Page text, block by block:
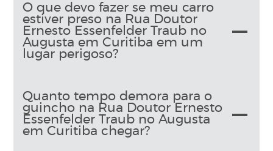
O que devo fazer se meu carro
estiver preso na Rua Doutor
Ernesto Essenfelder Traub no
Augusta em Curitiba em um
lugar perigoso?
Quanto tempo demora para o
guincho na Rua Doutor Ernesto
Essenfelder Traub no Augusta
em Curitiba chegar?